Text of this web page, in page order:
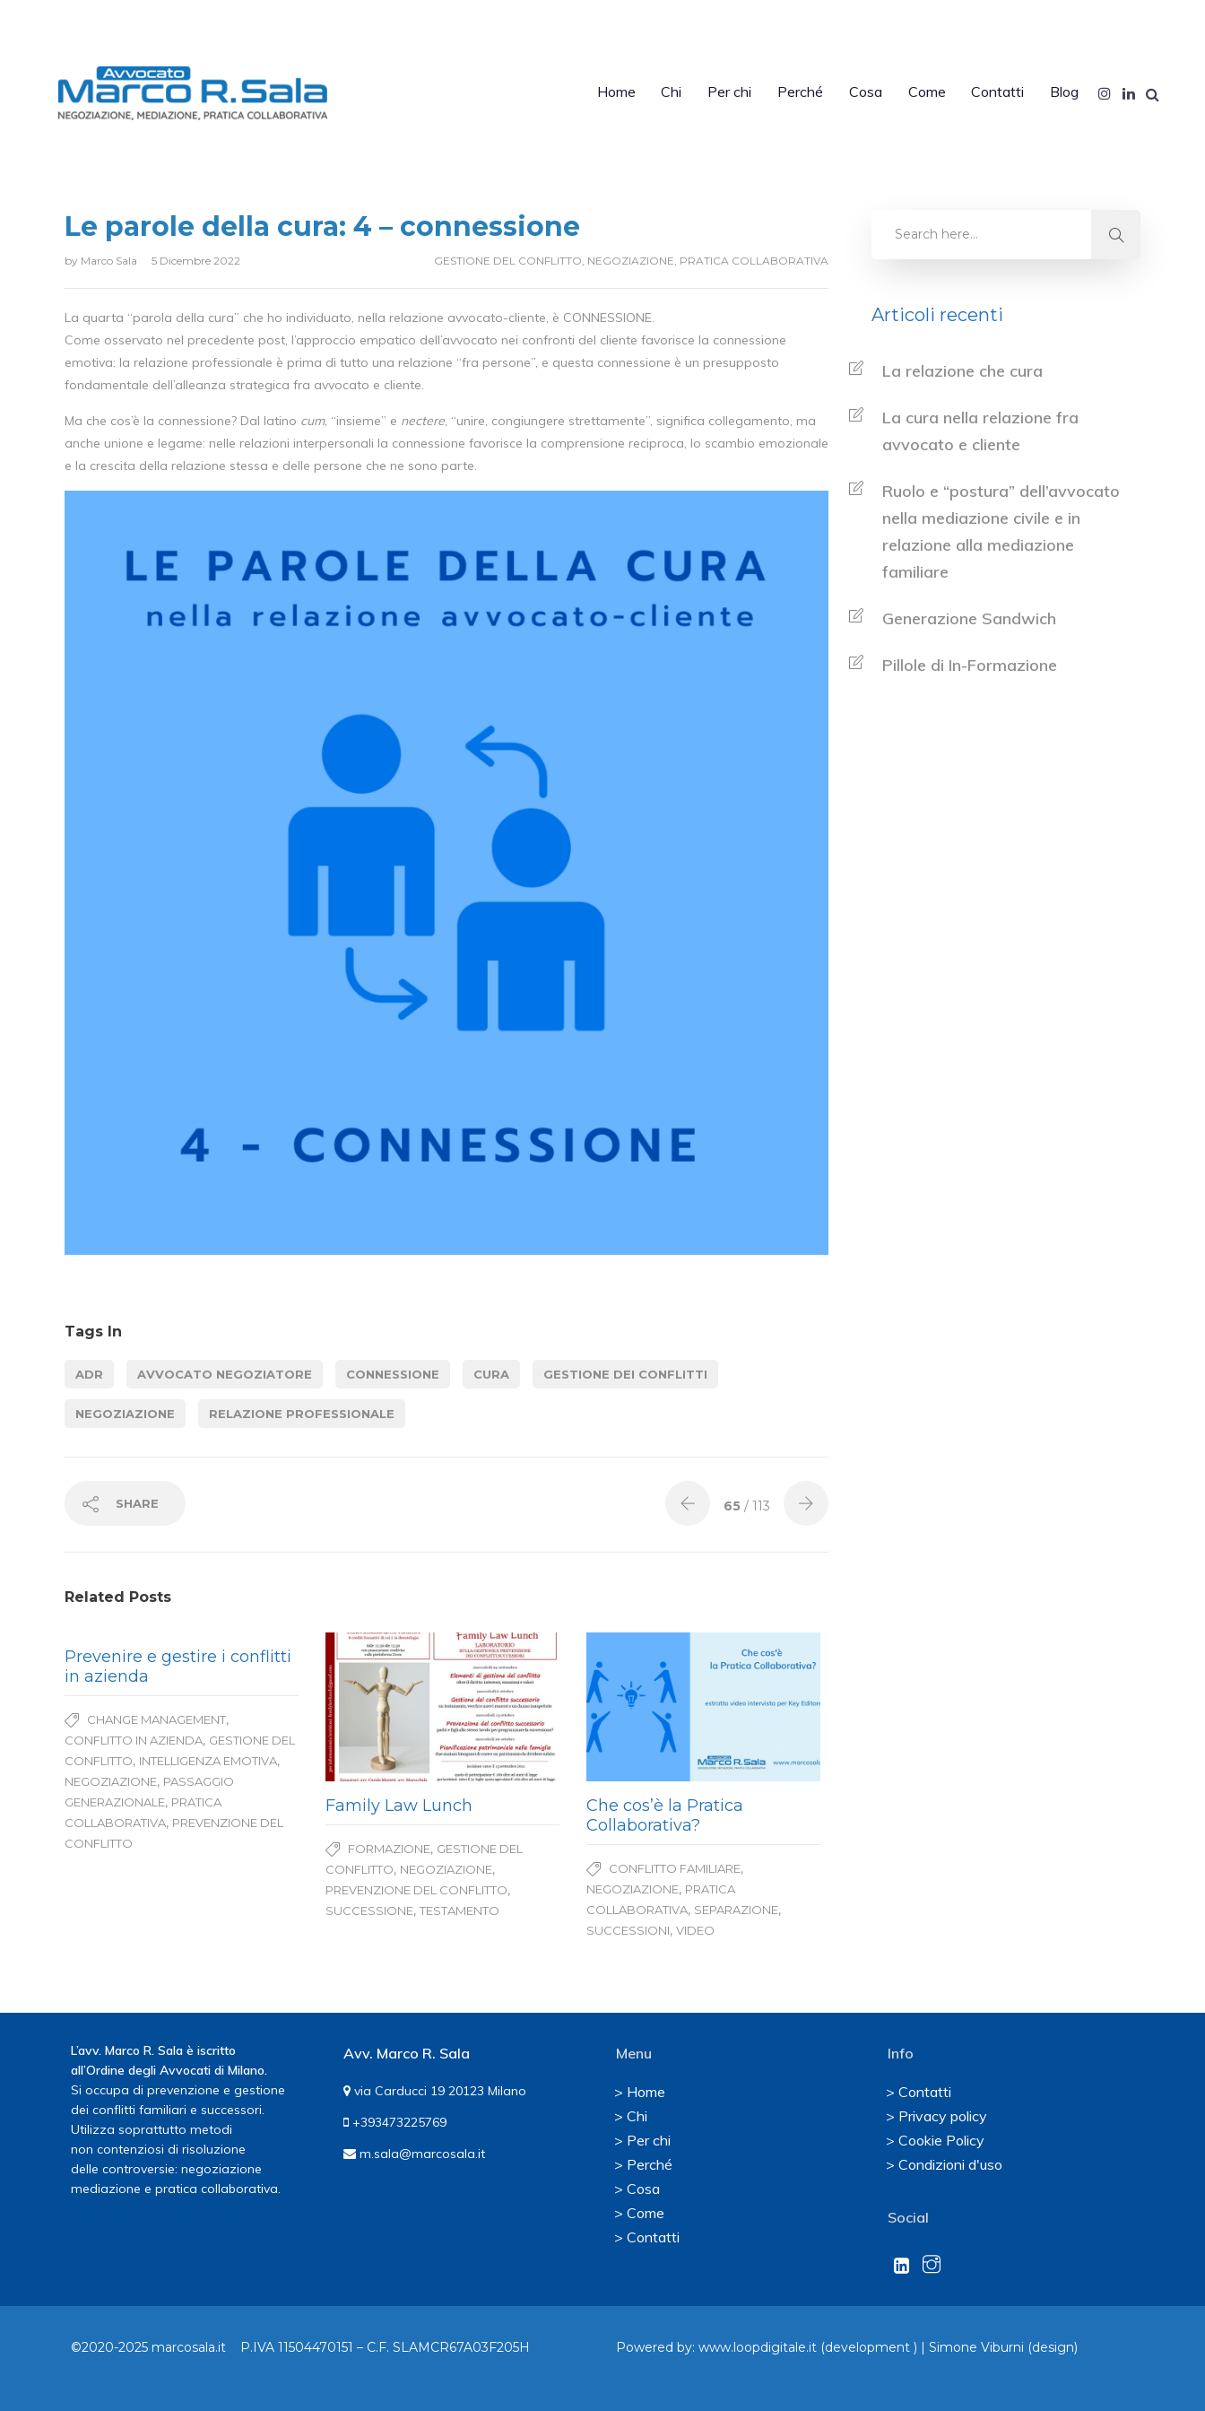
Home Chi Per chi Perché Cosa Come Contatti Blog
Le parole della cura: 4 – connessione
by Marco Sala 5 Dicembre 2022 GESTIONE DEL CONFLITTO, NEGOZIAZIONE, PRATICA COLLABORATIVA
La quarta “parola della cura” che ho individuato, nella relazione avvocato-cliente, è CONNESSIONE.
Come osservato nel precedente post, l’approccio empatico dell’avvocato nei confronti del cliente favorisce la connessione
emotiva: la relazione professionale è prima di tutto una relazione “fra persone”, e questa connessione è un presupposto
fondamentale dell’alleanza strategica fra avvocato e cliente.
Ma che cos’è la connessione? Dal latino cum, “insieme” e nectere, “unire, congiungere strettamente”, significa collegamento, ma
anche unione e legame: nelle relazioni interpersonali la connessione favorisce la comprensione reciproca, lo scambio emozionale
e la crescita della relazione stessa e delle persone che ne sono parte.
Tags In
ADR AVVOCATO NEGOZIATORE CONNESSIONE CURA GESTIONE DEI CONFLITTI
NEGOZIAZIONE RELAZIONE PROFESSIONALE
SHARE 65 / 113
Related Posts
Prevenire e gestire i conflitti
in azienda
CHANGE MANAGEMENT,
CONFLITTO IN AZIENDA, GESTIONE DEL
CONFLITTO, INTELLIGENZA EMOTIVA,
NEGOZIAZIONE, PASSAGGIO
GENERAZIONALE, PRATICA
COLLABORATIVA, PREVENZIONE DEL
CONFLITTO
Family Law Lunch
FORMAZIONE, GESTIONE DEL
CONFLITTO, NEGOZIAZIONE,
PREVENZIONE DEL CONFLITTO,
SUCCESSIONE,TESTAMENTO
Che cos’è la Pratica
Collaborativa?
CONFLITTO FAMILIARE,
NEGOZIAZIONE, PRATICA
COLLABORATIVA, SEPARAZIONE,
SUCCESSIONI,VIDEO
Articoli recenti
La relazione che cura
La cura nella relazione fra
avvocato e cliente
Ruolo e “postura” dell’avvocato
nella mediazione civile e in
relazione alla mediazione
familiare
Generazione Sandwich
Pillole di In-Formazione
L’avv. Marco R. Sala è iscritto
all’Ordine degli Avvocati di Milano.
Si occupa di prevenzione e gestione
dei conflitti familiari e successori.
Utilizza soprattutto metodi
non contenziosi di risoluzione
delle controversie: negoziazione
mediazione e pratica collaborativa.
Avv. Marco R. Sala
via Carducci 19 20123 Milano
+393473225769
m.sala@marcosala.it
Menu
> Home
> Chi
> Per chi
> Perché
> Cosa
> Come
> Contatti
Info
> Contatti
> Privacy policy
> Cookie Policy
> Condizioni d'uso
Social
©2020-2025 marcosala.it P.IVA 11504470151 – C.F. SLAMCR67A03F205H Powered by: www.loopdigitale.it(development ) | Simone Viburni (design)